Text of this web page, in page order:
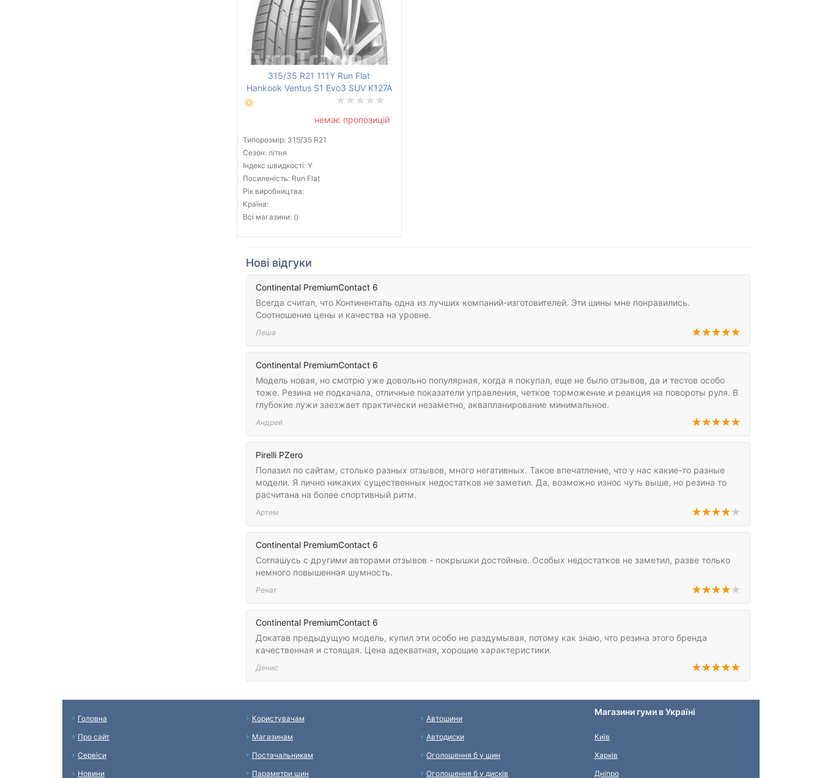
315/35 R21 111Y Run Flat
Hankook Ventus S1 Evo3 SUV K127A
немає пропозицій
Типорозмір: 315/35 R21
Сезон: літня
Індекс швидкості: Y
Посиленість: Run Flat
Рік виробництва:
Країна:
Всі магазини: ()
Нові відгуки
Continental PremiumContact 6
Всегда считал, что Континенталь одна из лучших компаний-изготовителей. Эти шины мне понравились.
Соотношение цены и качества на уровне.
Леша
Continental PremiumContact 6
Модель новая, но смотрю уже довольно популярная, когда я покупал, еще не было отзывов, да и тестов особо
тоже. Резина не подкачала, отличные показатели управления, четкое торможение и реакция на повороты руля. В
глубокие лужи заезжает практически незаметно, аквапланирование минимальное.
Андрей
Pirelli PZero
Полазил по сайтам, столько разных отзывов, много негативных. Такое впечатление, что у нас какие-то разные
модели. Я лично никаких существенных недостатков не заметил. Да, возможно износ чуть выше, но резина то
расчитана на более спортивный ритм.
Артем
Continental PremiumContact 6
Соглашусь с другими авторами отзывов - покрышки достойные. Особых недостатков не заметил, разве только
немного повышенная шумность.
Ренат
Continental PremiumContact 6
Докатав предыдущую модель, купил эти особо не раздумывая, потому как знаю, что резина этого бренда
качественная и стоящая. Цена адекватная, хорошие характеристики.
Денис
Головна
Про сайт
Сервіси
Новини
Користувачам
Магазинам
Постачальникам
Параметри шин
Автошини
Автодиски
Оголошення б у шин
Оголошення б у дисків
Магазини гуми в Україні
Київ
Харків
Дніпро